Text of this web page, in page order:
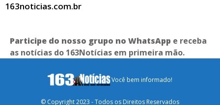
163noticias.com.br
Participe do nosso grupo no WhatsApp e receba
as notícias do 163Notícias em primeira mão.
Você bem informado!
© Copyright 2023 - Todos os Direitos Reservados